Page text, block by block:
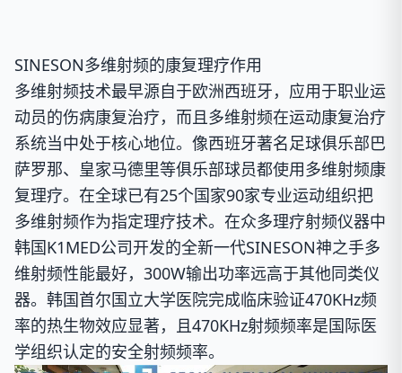
SINESON多维射频的康复理疗作用
多维射频技术最早源自于欧洲西班牙，应用于职业运
动员的伤病康复治疗，而且多维射频在运动康复治疗
系统当中处于核心地位。像西班牙著名足球俱乐部巴
萨罗那、皇家马德里等俱乐部球员都使用多维射频康
复理疗。在全球已有25个国家90家专业运动组织把
多维射频作为指定理疗技术。在众多理疗射频仪器中
韩国K1MED公司开发的全新一代SINESON神之手多
维射频性能最好， 300W输出功率远高于其他同类仪
器。韩国首尔国立大学医院完成临床验证470KHz频
率的热生物效应显著，且470KHz射频频率是国际医
学组织认定的安全射频频率。